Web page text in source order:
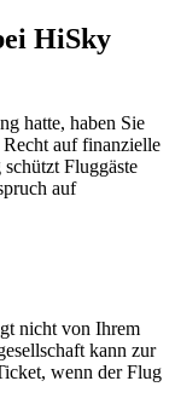
HiSky
hatte, haben Sie
auf finanzielle
Fluggäste
auf
nicht von Ihrem
kann zur
wenn der Flug